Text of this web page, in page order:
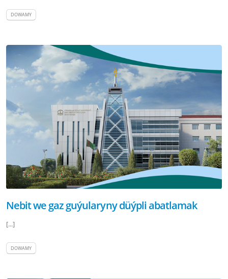
DOWAMY
Nebit we gaz guýularyny düýpli abatlamak
[...]
DOWAMY